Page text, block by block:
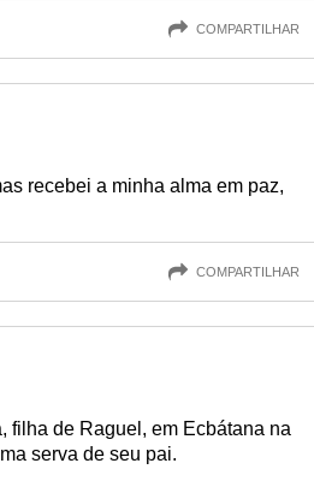
COMPARTILHAR
recebei a minha alma em paz,
COMPARTILHAR
filha de Raguel, em Ecbátana na
serva de seu pai.